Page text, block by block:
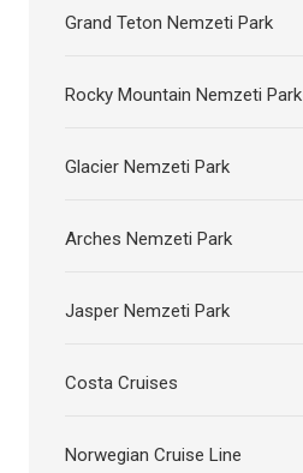
Grand Teton Nemzeti Park
Rocky Mountain Nemzeti Park
Glacier Nemzeti Park
Arches Nemzeti Park
Jasper Nemzeti Park
Costa Cruises
Norwegian Cruise Line